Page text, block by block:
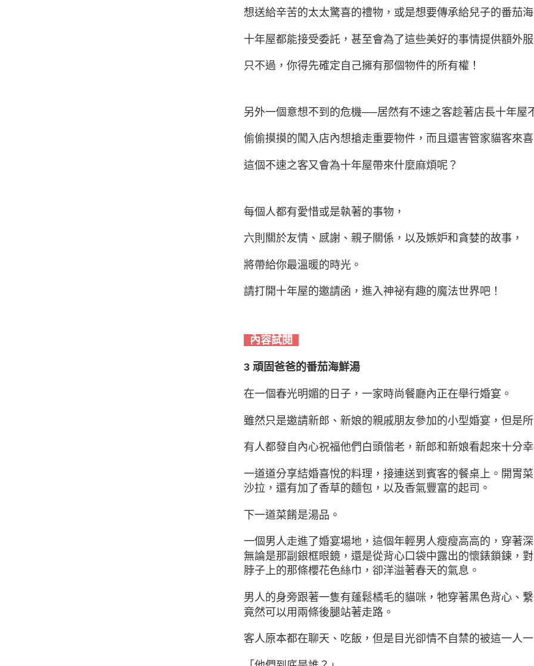
想送給辛苦的太太驚喜的禮物，或是想要傳承給兒子的番茄
十年屋都能接受委託，甚至會為了這些美好的事情提供額外
只不過，你得先確定自己擁有那個物件的所有權！
另外一個意想不到的危機──居然有不速之客趁著店長十年屋
偷偷摸摸的闖入店內想搶走重要物件，而且還害管家貓客來
這個不速之客又會為十年屋帶來什麼麻煩呢？
每個人都有愛惜或是執著的事物，
六則關於友情、感謝、親子關係，以及嫉妒和貪婪的故事，
將帶給你最溫暖的時光。
請打開十年屋的邀請函，進入神祕有趣的魔法世界吧！
內容試閱
3 頑固爸爸的番茄海鮮湯
在一個春光明媚的日子，一家時尚餐廳內正在舉行婚宴。
雖然只是邀請新郎、新娘的親戚朋友參加的小型婚宴，但是所
有人都發自內心祝福他們白頭偕老，新郎和新娘看起來十分
一道道分享結婚喜悅的料理，接連送到賓客的餐桌上。開胃
沙拉，還有加了香草的麵包，以及香氣豐富的起司。
下一道菜餚是湯品。
一個男人走進了婚宴場地，這個年輕男人瘦瘦高高的，穿著
無論是那副銀框眼鏡，還是從背心口袋中露出的懷錶鎖鍊，
脖子上的那條櫻花色絲巾，卻洋溢著春天的氣息。
男人的身旁跟著一隻有蓬鬆橘毛的貓咪，牠穿著黑色背心、
竟然可以用兩條後腿站著走路。
客人原本都在聊天、吃飯，但是目光卻情不自禁的被這一人